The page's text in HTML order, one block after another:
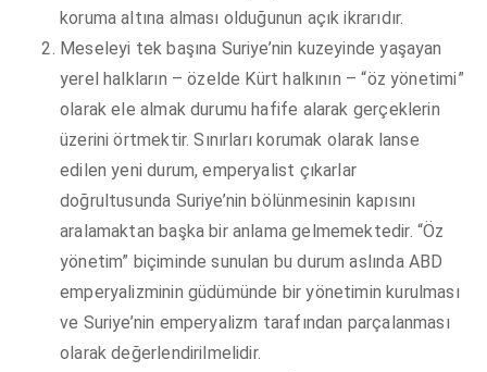
koruma altına alması olduğunun açık ikrarıdır.
Meseleyi tek başına Suriye’nin kuzeyinde yaşayan
yerel halkların – özelde Kürt halkının – “öz yönetimi”
olarak ele almak durumu hafife alarak gerçeklerin
üzerini örtmektir. Sınırları korumak olarak lanse
edilen yeni durum, emperyalist çıkarlar
doğrultusunda Suriye’nin bölünmesinin kapısını
aralamaktan başka bir anlama gelmemektedir. “Öz
yönetim” biçiminde sunulan bu durum aslında ABD
emperyalizminin güdümünde bir yönetimin kurulması
ve Suriye’nin emperyalizm tarafından parçalanması
olarak değerlendirilmelidir.